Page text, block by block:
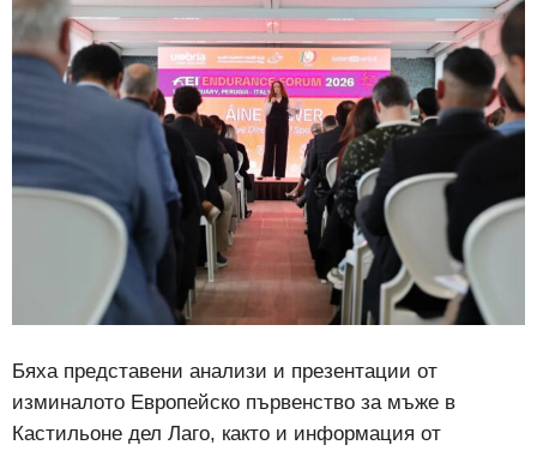
Бяха представени анализи и презентации от
изминалото Европейско първенство за мъже в
Кастильоне дел Лаго, както и информация от